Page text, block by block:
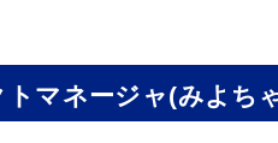
マネージャ(みよち